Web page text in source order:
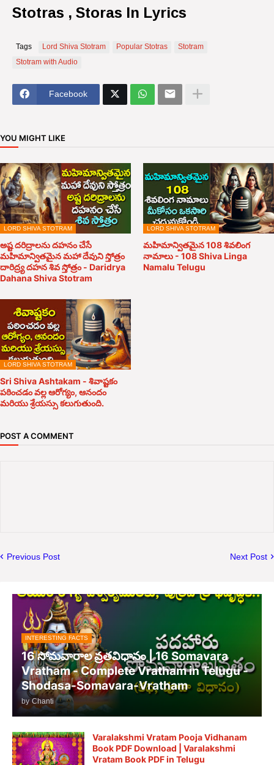
Stotras , Storas In Lyrics
Tags Lord Shiva Stotram Popular Stotras
Stotram
Stotram with Audio
Facebook
YOU MIGHT LIKE
LORD SHIVA STOTRAM
అష్ట దరిద్రాలను దహనం చేసే
మహిమాన్వితమైన మహా దేవుని స్తోత్రం
దారిద్ర్య దహన శివ స్తోత్రం - Daridrya
Dahana Shiva Stotram
LORD SHIVA STOTRAM
మహిమాన్వితమైన 108 శివలింగ
నామాలు - 108 Shiva Linga
Namalu Telugu
LORD SHIVA STOTRAM
Sri Shiva Ashtakam - శివాష్టకం
పఠించడం వల్ల ఆరోగ్యం, ఆనందం
మరియు శ్రేయస్సు కలుగుతుంది.
POST A COMMENT
Previous Post Next Post
INTERESTING FACTS
16 సోమవారాల వ్రతవిధానం | 16 Somavara
Vratham - Complete Vratham in Telugu -
Shodasa-Somavara-Vratham
by Chanti
Varalakshmi Vratam Pooja Vidhanam
Book PDF Download | Varalakshmi
Vratam Book PDF in Telugu